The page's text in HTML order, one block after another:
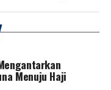
0
ribuan manfaat.
tumbuh harapan
Menuju Haji